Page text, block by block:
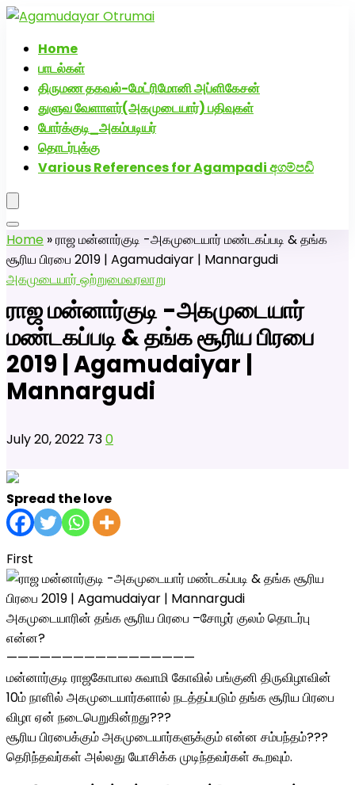
Home
பாடல்கள்
திருமண தகவல்-மேட்ரிமோனி அப்ளிகேசன்
துளுவ வேளாளர்(அகமுடையார்) பதிவுகள்
போர்க்குடி_அகம்படியர்
தொடர்புக்கு
Various References for Agampadi අගම්පඩි
Home »ராஜ மன்னார்குடி -அகமுடையார் மண்டகப்படி & தங்க
சூரிய பிரபை 2019 | Agamudaiyar | Mannargudi
அகமுடையார் ஒற்றுமைவரலாறு
ராஜ மன்னார்குடி -அகமுடையார்
மண்டகப்படி & தங்க சூரிய பிரபை
2019 | Agamudaiyar |
Mannargudi
July 20, 2022 730
Spread the love
First
அகமுடையாரின் தங்க சூரிய பிரபை –சோழர் குலம் தொடர்பு
என்ன?
—————————————————
மன்னார்குடி ராஜகோபால சுவாமி கோவில் பங்குனி திருவிழாவின்
10ம் நாளில் அகமுடையார்களால் நடத்தப்படும் தங்க சூரிய பிரபை
விழா ஏன் நடைபெறுகின்றது???
சூரிய பிரபைக்கும் அகமுடையார்களுக்கும் என்ன சம்பந்தம்???
தெரிந்தவர்கள் அல்லது யோசிக்க முடிந்தவர்கள் கூறவும்.
அகமுடையார் திருமண வரன்களுக்கு அகமுடையார்மேட்ரி-